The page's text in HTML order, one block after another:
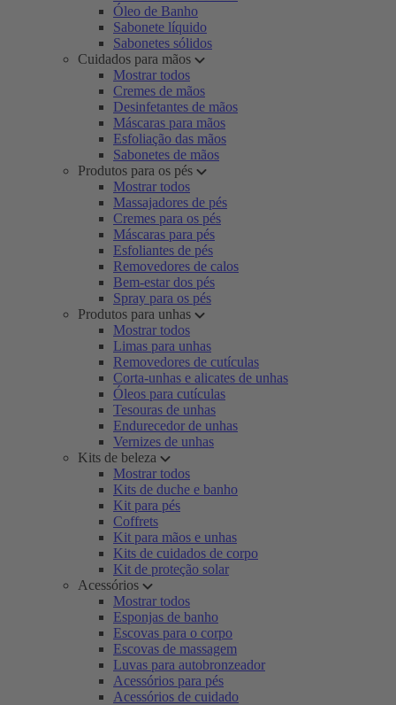
Óleo de Banho
Sabonete líquido
Sabonetes sólidos
Cuidados para mãos
Mostrar todos
Cremes de mãos
Desinfetantes de mãos
Máscaras para mãos
Esfoliação das mãos
Sabonetes de mãos
Produtos para os pés
Mostrar todos
Massajadores de pés
Cremes para os pés
Máscaras para pés
Esfoliantes de pés
Removedores de calos
Bem-estar dos pés
Spray para os pés
Produtos para unhas
Mostrar todos
Limas para unhas
Removedores de cutículas
Corta-unhas e alicates de unhas
Óleos para cutículas
Tesouras de unhas
Endurecedor de unhas
Vernizes de unhas
Kits de beleza
Mostrar todos
Kits de duche e banho
Kit para pés
Coffrets
Kit para mãos e unhas
Kits de cuidados de corpo
Kit de proteção solar
Acessórios
Mostrar todos
Esponjas de banho
Escovas para o corpo
Escovas de massagem
Luvas para autobronzeador
Acessórios para pés
Acessórios de cuidado